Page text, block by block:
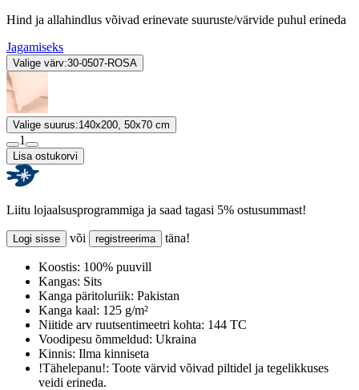
Hind ja allahindlus võivad erinevate suuruste/värvide puhul erineda
Jagamiseks
Valige värv:30-0507-ROSA
Valige suurus:140x200, 50x70 cm
1
Lisa ostukorvi
Liitu lojaalsusprogrammiga ja saad tagasi 5% ostusummast!
Logi sisse või registreerima täna!
Koostis: 100% puuvill
Kangas: Sits
Kanga päritoluriik: Pakistan
Kanga kaal: 125 g/m²
Niitide arv ruutsentimeetri kohta: 144 TC
Voodipesu õmmeldud: Ukraina
Kinnis: Ilma kinniseta
!Tähelepanu!: Toote värvid võivad piltidel ja tegelikkuses
veidi erineda.